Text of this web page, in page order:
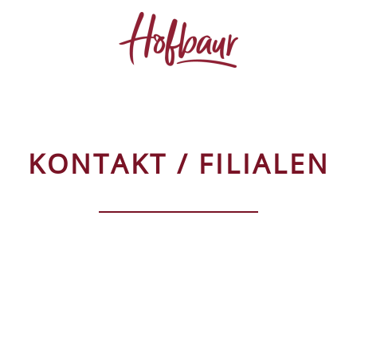
KONTAKT / FILIALEN